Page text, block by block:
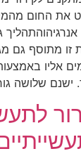
את החום
זו מתוסף גם
אליו
ישנם שלושה